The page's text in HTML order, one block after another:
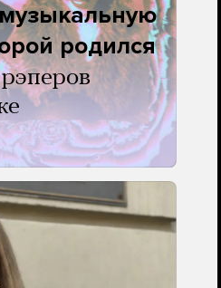
родился